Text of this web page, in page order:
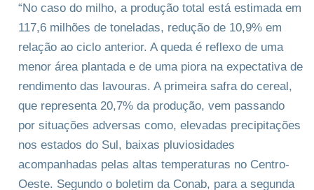
“No caso do milho, a produção total está estimada em
117,6 milhões de toneladas, redução de 10,9% em
relação ao ciclo anterior. A queda é reflexo de uma
menor área plantada e de uma piora na expectativa de
rendimento das lavouras. A primeira safra do cereal,
que representa 20,7% da produção, vem passando
por situações adversas como, elevadas precipitações
nos estados do Sul, baixas pluviosidades
acompanhadas pelas altas temperaturas no Centro-
Oeste. Segundo o boletim da Conab, para a segunda